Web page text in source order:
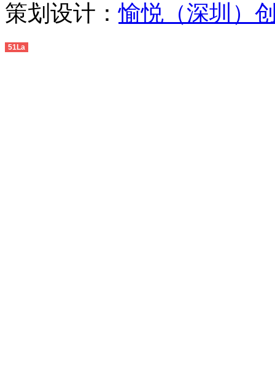
策划设计：愉悦（深圳）
51La